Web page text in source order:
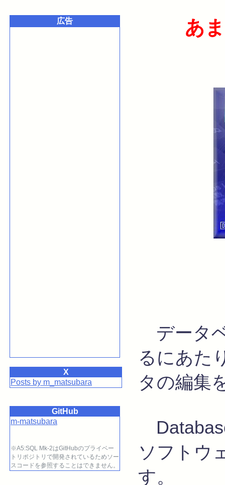
広告
X
Posts by m_matsubara
GitHub
m-matsubara
※A5:SQL Mk-2はGitHubのプライベー
トリポジトリで開発されているためソー
スコードを参照することはできません。
あ
データ
るにあた
タの編集
ソフトウ
す。